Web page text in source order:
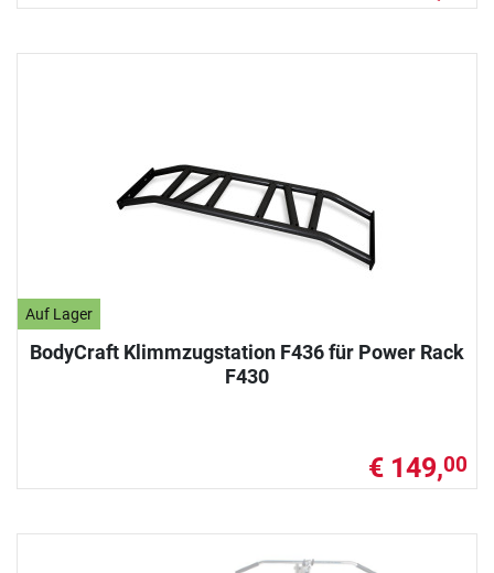
Auf Lager
BodyCraft Klimmzugstation F436 für Power Rack
F430
€ 149,00